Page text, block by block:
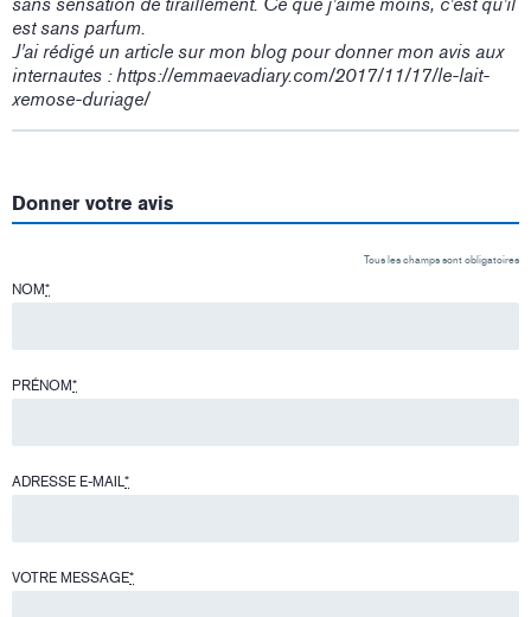
sans sensation de tiraillement. Ce que j'aime moins, c'est qu'il
est sans parfum.
J'ai rédigé un article sur mon blog pour donner mon avis aux
internautes : https://emmaevadiary.com/2017/11/17/le-lait-
xemose-duriage/
Donner votre avis
Tous les champs sont obligatoires
NOM*
PRÉNOM*
ADRESSE E-MAIL*
VOTRE MESSAGE*